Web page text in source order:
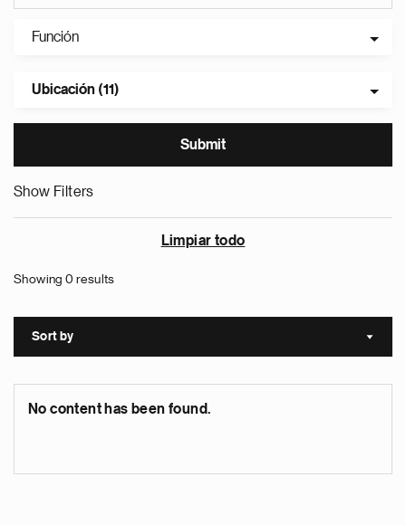
Función
Ubicación (11)
Show Filters
Limpiar todo
Showing 0 results
Sort by Sort
No content has been found.